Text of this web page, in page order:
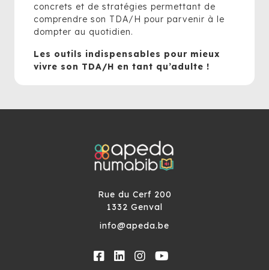
concrets et de stratégies permettant de
comprendre son TDA/H pour parvenir à le
dompter au quotidien.
Les outils indispensables pour mieux
vivre son TDA/H en tant qu’adulte !
Rue du Cerf 200
1332 Genval
info@apeda.be